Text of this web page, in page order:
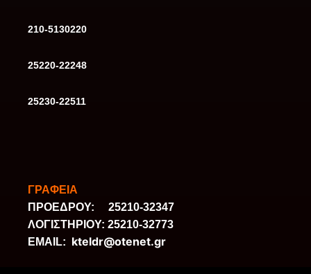
210-5130220
25220-22248
25230-22511
ΓΡΑΦΕΙΑ
ΠΡΟΕΔΡΟΥ: 25210-32347
ΛΟΓΙΣΤΗΡΙΟΥ: 25210-32773
ΕΜΑΙL: kteldr@otenet.gr